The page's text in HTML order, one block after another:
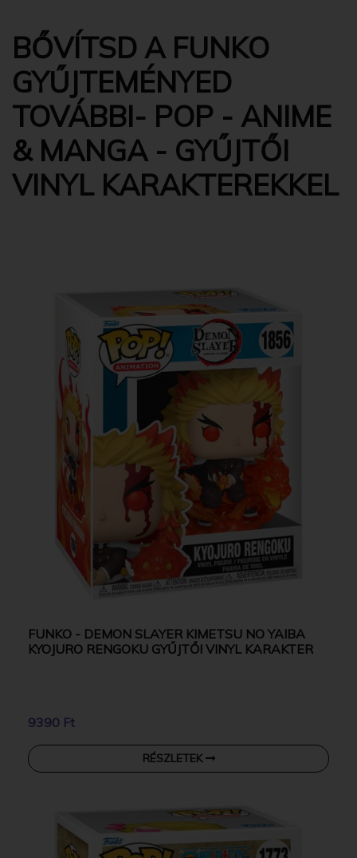
BŐVÍTSD A FUNKO
GYŰJTEMÉNYED
TOVÁBBI- POP - ANIME
& MANGA - GYŰJTŐI
VINYL KARAKTEREKKEL
FUNKO - DEMON SLAYER KIMETSU NO YAIBA
KYOJURO RENGOKU GYŰJTŐI VINYL KARAKTER
9390 Ft
RÉSZLETEK